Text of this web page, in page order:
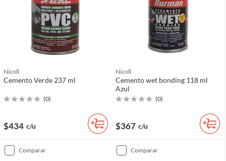
Nicoll
Cemento Verde 237 ml
(0)
$434 c/u
Nicoll
Cemento wet bonding 118 ml
Azul
(0)
$367 c/u
comparar comparar